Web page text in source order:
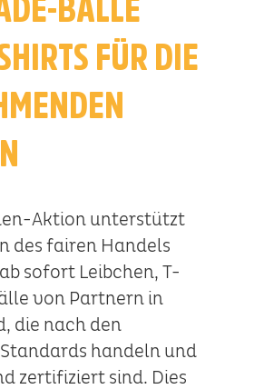
BÄLLE
FÜR DIE
Aktion unterstützt
des fairen Handels
sofort Leibchen, T-
von Partnern in
die nach den
Standards handeln und
zertifiziert sind. Dies